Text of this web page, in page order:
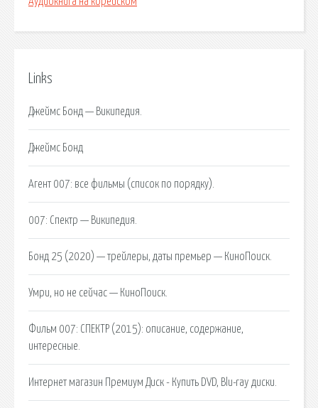
Links
Джеймс Бонд — Википедия.
Джеймс Бонд
Агент 007: все фильмы (список по порядку).
007: Спектр — Википедия.
Бонд 25 (2020) — трейлеры, даты премьер — КиноПоиск.
Умри, но не сейчас — КиноПоиск.
Фильм 007: СПЕКТР (2015): описание, содержание,
интересные.
Интернет магазин Премиум Диск - Купить DVD, Blu-ray диски.